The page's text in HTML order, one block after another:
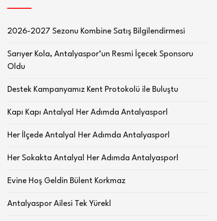
2026-2027 Sezonu Kombine Satış Bilgilendirmesi
Sarıyer Kola, Antalyaspor’un Resmi İçecek Sponsoru
Oldu
Destek Kampanyamız Kent Protokolü ile Buluştu
Kapı Kapı Antalya! Her Adımda Antalyaspor!
Her İlçede Antalya! Her Adımda Antalyaspor!
Her Sokakta Antalya! Her Adımda Antalyaspor!
Evine Hoş Geldin Bülent Korkmaz
Antalyaspor Ailesi Tek Yürek!